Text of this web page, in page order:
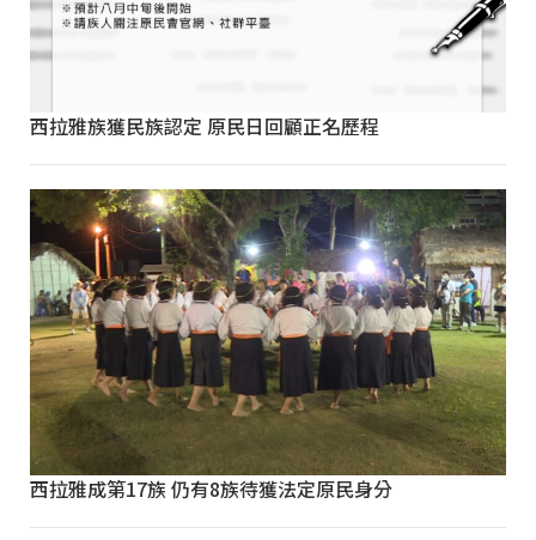
西拉雅族獲民族認定 原民日回顧正名歷程
西拉雅成第17族 仍有8族待獲法定原民身分